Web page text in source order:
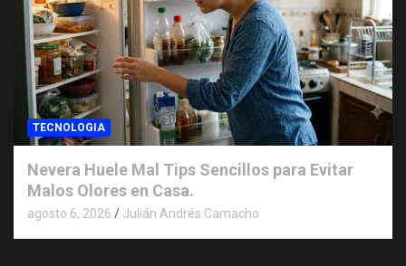
TECNOLOGIA
Nevera Huele Mal Tips Sencillos para Evitar
Malos Olores en Casa.
agosto 6, 2026 Julián Andrés Camacho